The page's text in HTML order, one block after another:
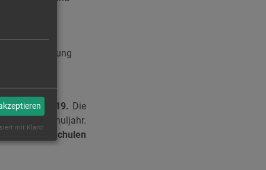
Auszeichnung
01.09.2019. Die
einem Schuljahr.
ist für Schulen
mit Klaro!